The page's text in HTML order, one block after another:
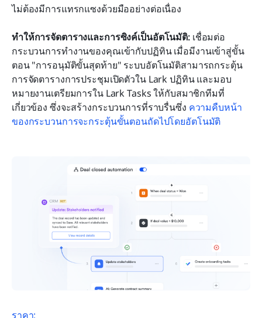
ไม่ต้องมีการแทรกแซงด้วยมืออย่างต่อเนื่อง
ทำให้การจัดตารางและการซิงค์เป็นอัตโนมัติ: เชื่อมต่อ
กระบวนการทำงานของคุณเข้ากับปฏิทิน เมื่อมีงานเข้าสู่ขั้น
ตอน "การอนุมัติขั้นสุดท้าย" ระบบอัตโนมัติสามารถกระตุ้น
การจัดตารางการประชุมเปิดตัวใน Lark ปฏิทิน และมอบ
หมายงานเตรียมการใน Lark Tasks ให้กับสมาชิกทีมที่
เกี่ยวข้อง ซึ่งจะสร้างกระบวนการที่ราบรื่นซึ่ง ความคืบหน้า
ของกระบวนการจะกระตุ้นขั้นตอนถัดไปโดยอัตโนมัติ
ราคา: